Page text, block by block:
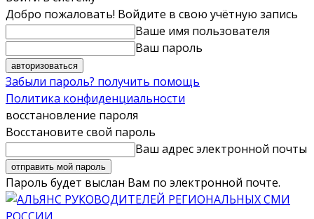
Добро пожаловать! Войдите в свою учётную запись
Ваше имя пользователя
Ваш пароль
Забыли пароль? получить помощь
Политика конфиденциальности
восстановление пароля
Восстановите свой пароль
Ваш адрес электронной почты
Пароль будет выслан Вам по электронной почте.